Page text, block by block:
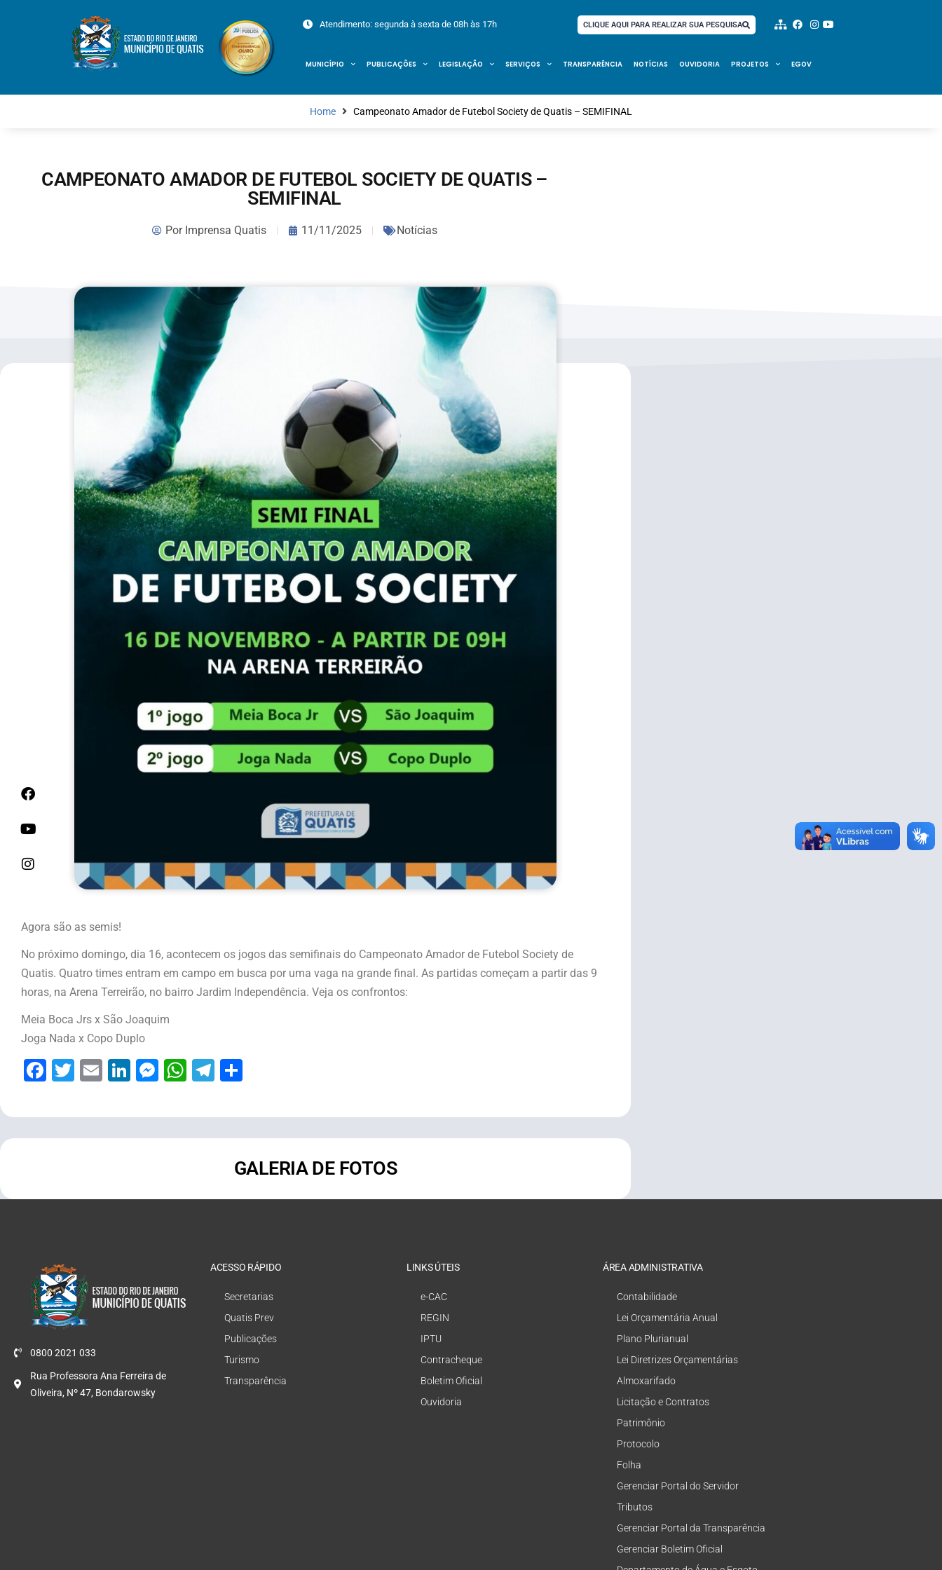
Atendimento: segunda à sexta de 08h às 17h CLIQUE AQUI PARA REALIZAR SUA PESQUISA
MUNICÍPIO PUBLICAÇÕES LEGISLAÇÃO SERVIÇOS TRANSPARÊNCIA NOTÍCIAS OUVIDORIA PROJETOS EGOV
Home Campeonato Amador de Futebol Society de Quatis – SEMIFINAL
CAMPEONATO AMADOR DE FUTEBOL SOCIETY DE QUATIS –
SEMIFINAL
PorImprensa Quatis 11/11/2025 Notícias
Agora são as semis!
No próximo domingo, dia 16, acontecem os jogos das semifinais do Campeonato Amador de Futebol Society de
Quatis. Quatro times entram em campo em busca por uma vaga na grande final. As partidas começam a partir das 9
horas, na Arena Terreirão, no bairro Jardim Independência. Veja os confrontos:
Meia Boca Jrs x São Joaquim
Joga Nada x Copo Duplo
Facebook
Twitter
EmailLinkedIn
Messenger
WhatsApp
Telegram
GALERIA DE FOTOS
0800 2021 033
Rua Professora Ana Ferreira de
Oliveira, Nº 47, Bondarowsky
ACESSO RÁPIDO
Secretarias
Quatis Prev
Publicações
Turismo
Transparência
LINKS ÚTEIS
e-CAC
REGIN
IPTU
Contracheque
Boletim Oficial
Ouvidoria
ÁREA ADMINISTRATIVA
Contabilidade
Lei Orçamentária Anual
Plano Plurianual
Lei Diretrizes Orçamentárias
Almoxarifado
Licitação e Contratos
Patrimônio
Protocolo
Folha
Gerenciar Portal do Servidor
Tributos
Gerenciar Portal da Transparência
Gerenciar Boletim Oficial